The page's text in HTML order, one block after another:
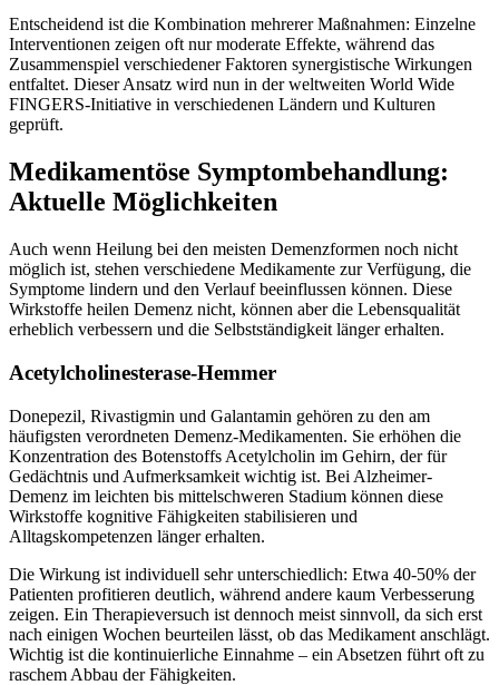
Entscheidend ist die Kombination mehrerer Maßnahmen: Einzelne
Interventionen zeigen oft nur moderate Effekte, während das
Zusammenspiel verschiedener Faktoren synergistische Wirkungen
entfaltet. Dieser Ansatz wird nun in der weltweiten World Wide
FINGERS-Initiative in verschiedenen Ländern und Kulturen
geprüft.
Medikamentöse Symptombehandlung:
Aktuelle Möglichkeiten
Auch wenn Heilung bei den meisten Demenzformen noch nicht
möglich ist, stehen verschiedene Medikamente zur Verfügung, die
Symptome lindern und den Verlauf beeinflussen können. Diese
Wirkstoffe heilen Demenz nicht, können aber die Lebensqualität
erheblich verbessern und die Selbstständigkeit länger erhalten.
Acetylcholinesterase-Hemmer
Donepezil, Rivastigmin und Galantamin gehören zu den am
häufigsten verordneten Demenz-Medikamenten. Sie erhöhen die
Konzentration des Botenstoffs Acetylcholin im Gehirn, der für
Gedächtnis und Aufmerksamkeit wichtig ist. Bei Alzheimer-
Demenz im leichten bis mittelschweren Stadium können diese
Wirkstoffe kognitive Fähigkeiten stabilisieren und
Alltagskompetenzen länger erhalten.
Die Wirkung ist individuell sehr unterschiedlich: Etwa 40-50% der
Patienten profitieren deutlich, während andere kaum Verbesserung
zeigen. Ein Therapieversuch ist dennoch meist sinnvoll, da sich erst
nach einigen Wochen beurteilen lässt, ob das Medikament anschlägt.
Wichtig ist die kontinuierliche Einnahme – ein Absetzen führt oft zu
raschem Abbau der Fähigkeiten.